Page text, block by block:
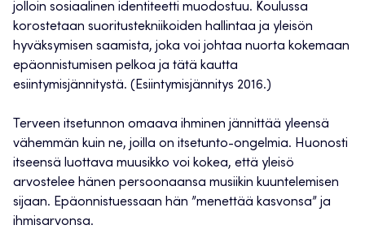
jolloin sosiaalinen identiteetti muodostuu. Koulussa
korostetaan suoritustekniikoiden hallintaa ja yleisön
hyväksymisen saamista, joka voi johtaa nuorta kokemaan
epäonnistumisen pelkoa ja tätä kautta
esiintymisjännitystä. (Esiintymisjännitys 2016.)
Terveen itsetunnon omaava ihminen jännittää yleensä
vähemmän kuin ne, joilla on itsetunto-ongelmia. Huonosti
itseensä luottava muusikko voi kokea, että yleisö
arvostelee hänen persoonaansa musiikin kuuntelemisen
sijaan. Epäonnistuessaan hän ”menettää kasvonsa” ja
ihmisarvonsa.